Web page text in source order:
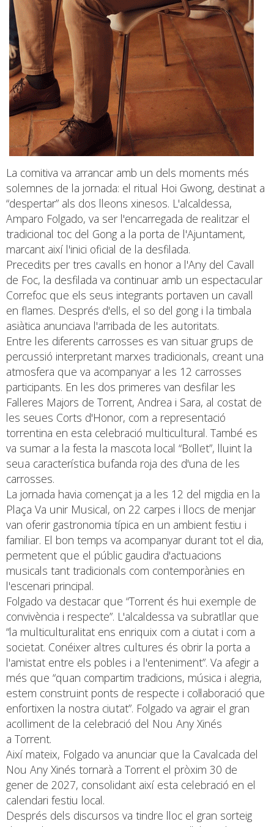
La comitiva va arrancar amb un dels moments més
solemnes de la jornada: el ritual Hoi Gwong, destinat a
“despertar” als dos lleons xinesos. L'alcaldessa,
Amparo Folgado, va ser l'encarregada de realitzar el
tradicional toc del Gong a la porta de l'Ajuntament,
marcant així l'inici oficial de la desfilada.
Precedits per tres cavalls en honor a l'Any del Cavall
de Foc, la desfilada va continuar amb un espectacular
Correfoc que els seus integrants portaven un cavall
en flames. Després d'ells, el so del gong i la timbala
asiàtica anunciava l'arribada de les autoritats.
Entre les diferents carrosses es van situar grups de
percussió interpretant marxes tradicionals, creant una
atmosfera que va acompanyar a les 12 carrosses
participants. En les dos primeres van desfilar les
Falleres Majors de Torrent, Andrea i Sara, al costat de
les seues Corts d'Honor, com a representació
torrentina en esta celebració multicultural. També es
va sumar a la festa la mascota local “Bollet”, lluint la
seua característica bufanda roja des d'una de les
carrosses.
La jornada havia començat ja a les 12 del migdia en la
Plaça Va unir Musical, on 22 carpes i llocs de menjar
van oferir gastronomia típica en un ambient festiu i
familiar. El bon temps va acompanyar durant tot el dia,
permetent que el públic gaudira d'actuacions
musicals tant tradicionals com contemporànies en
l'escenari principal.
Folgado va destacar que “Torrent és hui exemple de
convivència i respecte”. L'alcaldessa va subratllar que
“la multiculturalitat ens enriquix com a ciutat i com a
societat. Conéixer altres cultures és obrir la porta a
l'amistat entre els pobles i a l'enteniment”. Va afegir a
més que “quan compartim tradicions, música i alegria,
estem construint ponts de respecte i col·laboració que
enfortixen la nostra ciutat”. Folgado va agrair el gran
acolliment de la celebració del Nou Any Xinés
a Torrent.
Així mateix, Folgado va anunciar que la Cavalcada del
Nou Any Xinés tornarà a Torrent el pròxim 30 de
gener de 2027, consolidant així esta celebració en el
calendari festiu local.
Després dels discursos va tindre lloc el gran sorteig